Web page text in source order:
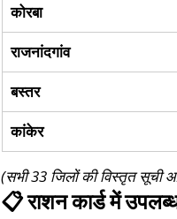
कोरबा
राजनांदगांव
बस्तर
कांकेर
(सभी 33 जिलों की विस्तृत सूची
📋 राशन कार्ड में